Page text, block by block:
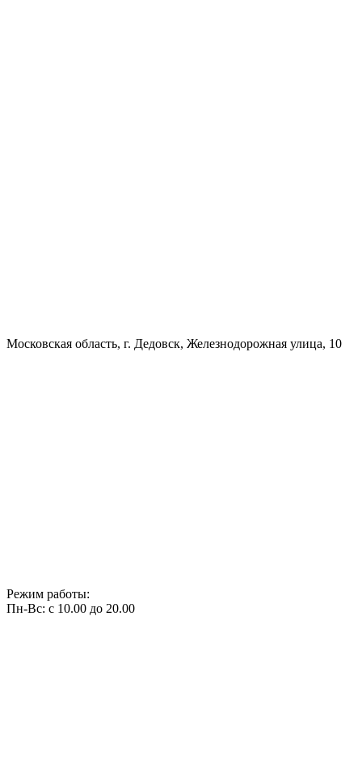
Московская область, г. Дедовск, Железнодорожная улица, 10
Режим работы:
Пн-Вс: с 10.00 до 20.00